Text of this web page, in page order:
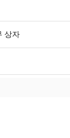
상자